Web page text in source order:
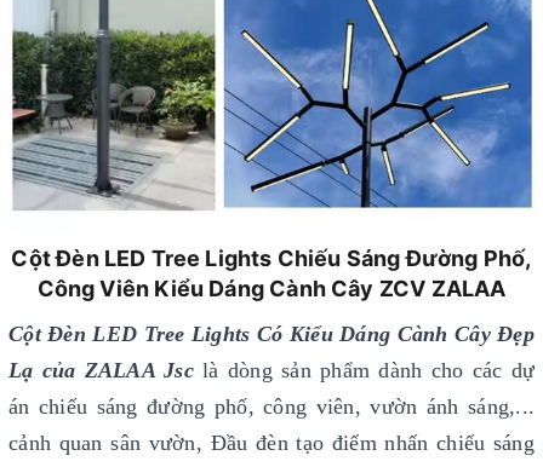
Cột Đèn LED Tree Lights Chiếu Sáng Đường Phố,
Công Viên Kiểu Dáng Cành Cây ZCV ZALAA
Cột Đèn LED Tree Lights Có Kiểu Dáng Cành Cây Đẹp
Lạ của ZALAA Jsclà dòng sản phẩm dành cho các dự
án chiếu sáng đường phố, công viên, vườn ánh sáng,...
cảnh quan sân vườn, Đầu đèn tạo điểm nhấn chiếu sáng